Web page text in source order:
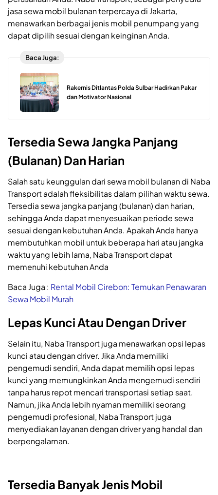
jasa sewa mobil bulanan terpercaya di Jakarta,
menawarkan berbagai jenis mobil penumpang yang
dapat dipilih sesuai dengan keinginan Anda.
Baca Juga:
Rakernis Ditlantas Polda Sulbar Hadirkan Pakar
dan Motivator Nasional
Tersedia Sewa Jangka Panjang
(Bulanan) Dan Harian
Salah satu keunggulan dari sewa mobil bulanan di Naba
Transport adalah fleksibilitas dalam pilihan waktu sewa.
Tersedia sewa jangka panjang (bulanan) dan harian,
sehingga Anda dapat menyesuaikan periode sewa
sesuai dengan kebutuhan Anda. Apakah Anda hanya
membutuhkan mobil untuk beberapa hari atau jangka
waktu yang lebih lama, Naba Transport dapat
memenuhi kebutuhan Anda
Baca Juga : Rental Mobil Cirebon: Temukan Penawaran
Sewa Mobil Murah
Lepas Kunci Atau Dengan Driver
Selain itu, Naba Transport juga menawarkan opsi lepas
kunci atau dengan driver. Jika Anda memiliki
pengemudi sendiri, Anda dapat memilih opsi lepas
kunci yang memungkinkan Anda mengemudi sendiri
tanpa harus repot mencari transportasi setiap saat.
Namun, jika Anda lebih nyaman memiliki seorang
pengemudi profesional, Naba Transport juga
menyediakan layanan dengan driver yang handal dan
berpengalaman.
Tersedia Banyak Jenis Mobil